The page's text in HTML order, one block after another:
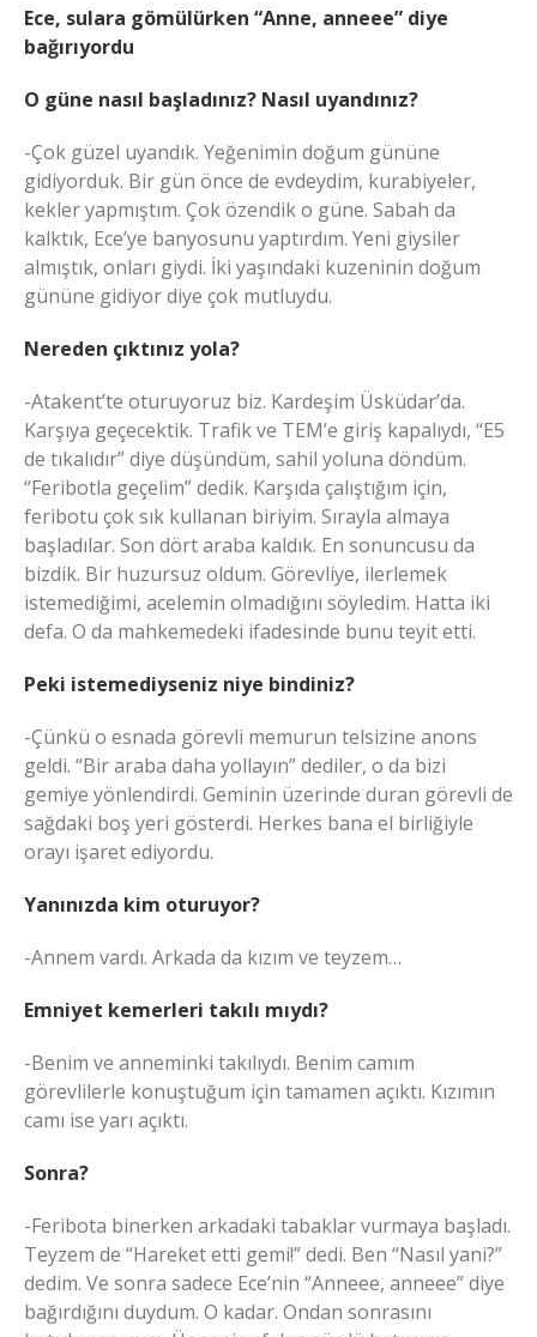
Ece, sulara gömülürken “Anne, anneee” diye
bağırıyordu
O güne nasıl başladınız? Nasıl uyandınız?
-Çok güzel uyandık. Yeğenimin doğum gününe
gidiyorduk. Bir gün önce de evdeydim, kurabiyeler,
kekler yapmıştım. Çok özendik o güne. Sabah da
kalktık, Ece’ye banyosunu yaptırdım. Yeni giysiler
almıştık, onları giydi. İki yaşındaki kuzeninin doğum
gününe gidiyor diye çok mutluydu.
Nereden çıktınız yola?
-Atakent’te oturuyoruz biz. Kardeşim Üsküdar’da.
Karşıya geçecektik. Trafik ve TEM’e giriş kapalıydı, “E5
de tıkalıdır” diye düşündüm, sahil yoluna döndüm.
“Feribotla geçelim” dedik. Karşıda çalıştığım için,
feribotu çok sık kullanan biriyim. Sırayla almaya
başladılar. Son dört araba kaldık. En sonuncusu da
bizdik. Bir huzursuz oldum. Görevliye, ilerlemek
istemediğimi, acelemin olmadığını söyledim. Hatta iki
defa. O da mahkemedeki ifadesinde bunu teyit etti.
Peki istemediyseniz niye bindiniz?
-Çünkü o esnada görevli memurun telsizine anons
geldi. “Bir araba daha yollayın” dediler, o da bizi
gemiye yönlendirdi. Geminin üzerinde duran görevli de
sağdaki boş yeri gösterdi. Herkes bana el birliğiyle
orayı işaret ediyordu.
Yanınızda kim oturuyor?
-Annem vardı. Arkada da kızım ve teyzem…
Emniyet kemerleri takılı mıydı?
-Benim ve anneminki takılıydı. Benim camım
görevlilerle konuştuğum için tamamen açıktı. Kızımın
camı ise yarı açıktı.
Sonra?
-Feribota binerken arkadaki tabaklar vurmaya başladı.
Teyzem de “Hareket etti gemi!” dedi. Ben “Nasıl yani?”
dedim. Ve sonra sadece Ece’nin “Anneee, anneee” diye
bağırdığını duydum. O kadar. Ondan sonrasını